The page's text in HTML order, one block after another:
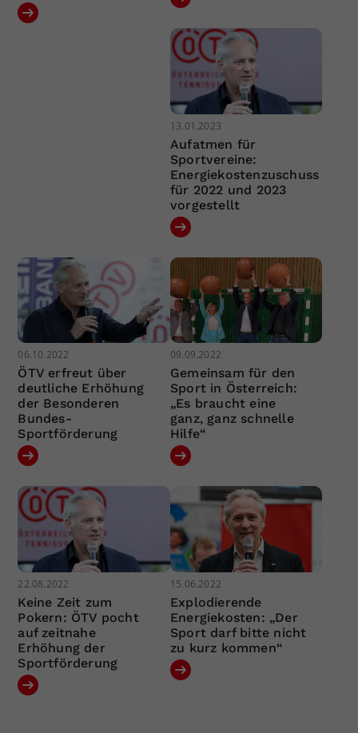
13.01.2023
Aufatmen für
Sportvereine:
Energiekostenzuschuss
für 2022 und 2023
vorgestellt
06.10.2022
ÖTV erfreut über
deutliche Erhöhung
der Besonderen
Bundes-
Sportförderung
09.09.2022
Gemeinsam für den
Sport in Österreich:
„Es braucht eine
ganz, ganz schnelle
Hilfe“
22.08.2022
Keine Zeit zum
Pokern: ÖTV pocht
auf zeitnahe
Erhöhung der
Sportförderung
15.06.2022
Explodierende
Energiekosten: „Der
Sport darf bitte nicht
zu kurz kommen“